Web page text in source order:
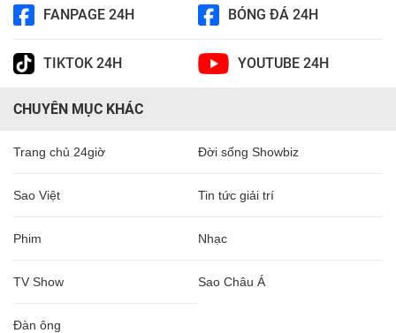
FANPAGE 24H BÓNG ĐÁ 24H
TIKTOK 24H YOUTUBE 24H
CHUYÊN MỤC KHÁC
Trang chủ 24giờ Đời sống Showbiz
Sao Việt Tin tức giải trí
Phim Nhạc
TV Show Sao Châu Á
Đàn ông